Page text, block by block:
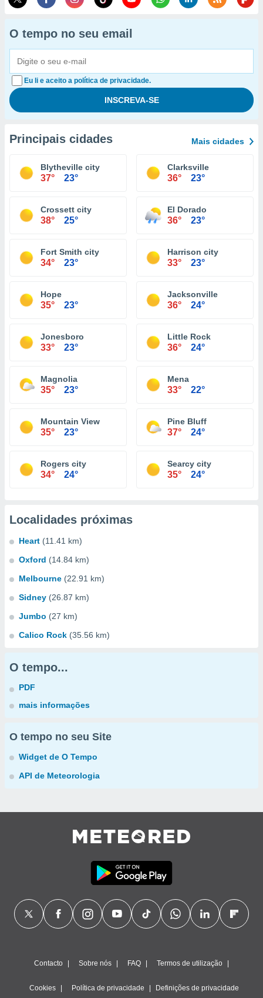
O tempo no seu email
Eu li e aceito a política de privacidade.
Principais cidades Mais cidades
Blytheville city
37° 23°
Clarksville
36° 23°
Crossett city
38° 25°
El Dorado
36° 23°
Fort Smith city
34° 23°
Harrison city
33° 23°
Hope
35° 23°
Jacksonville
36° 24°
Jonesboro
33° 23°
Little Rock
36° 24°
Magnolia
35° 23°
Mena
33° 22°
Mountain View
35° 23°
Pine Bluff
37° 24°
Rogers city
34° 24°
Searcy city
35° 24°
Localidades próximas
Heart (11.41 km)
Oxford (14.84 km)
Melbourne (22.91 km)
Sidney (26.87 km)
Jumbo (27 km)
Calico Rock (35.56 km)
O tempo...
PDF
mais informações
O tempo no seu Site
Widget de O Tempo
API de Meteorologia
Contacto Sobre nós FAQ Termos de utilização
Cookies Política de privacidade Definições de privacidade